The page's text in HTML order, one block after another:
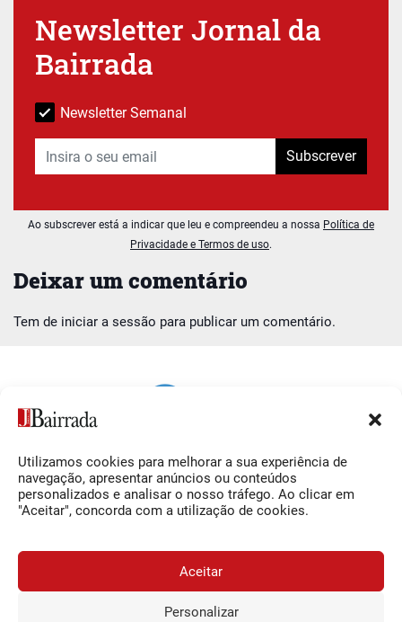
Utilizamos cookies para melhorar a sua experiência de
navegação, apresentar anúncios ou conteúdos
personalizados e analisar o nosso tráfego. Ao clicar em
"Aceitar", concorda com a utilização de cookies.
Aceitar
Personalizar
Deixar um comentário
Tem de iniciar a sessão para publicar um comentário.
Newsletter Jornal da
Bairrada
Newsletter Semanal
Subscrever
Ao subscrever está a indicar que leu e compreendeu a nossa Política de
Privacidade e Termos de uso.
Siga-nos
Facebook
O Jornal da Bairrada
Contactos
Termos e Condições